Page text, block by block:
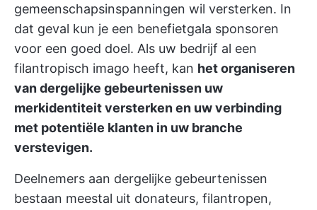
gemeenschapsinspanningen wil versterken. In
dat geval kun je een benefietgala sponsoren
voor een goed doel. Als uw bedrijf al een
filantropisch imago heeft, kan het organiseren
van dergelijke gebeurtenissen uw
merkidentiteit versterken en uw verbinding
met potentiële klanten in uw branche
verstevigen.
Deelnemers aan dergelijke gebeurtenissen
bestaan meestal uit donateurs, filantropen,